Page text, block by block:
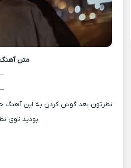
متن آهنگ
نظرتون بعد گوش کردن به این آهنگ چی
بودید توی